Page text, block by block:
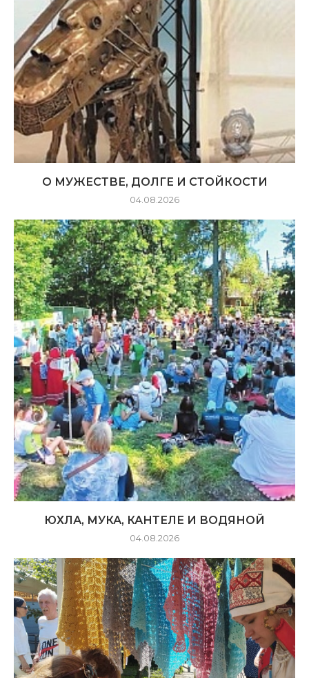
О МУЖЕСТВЕ, ДОЛГЕ И СТОЙКОСТИ
04.08.2026
ЮХЛА, МУКА, КАНТЕЛЕ И ВОДЯНОЙ
04.08.2026